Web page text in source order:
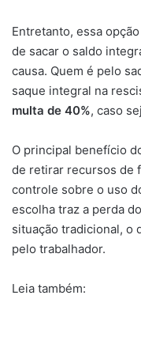
Entretanto, essa
de sacar o saldo
causa. Quem é pelo
saque integral na
multa de 40%, caso
O principal benefício
de retirar recursos de
controle sobre o uso
escolha traz a perda
situação tradicional, o
pelo trabalhador.
Leia também: